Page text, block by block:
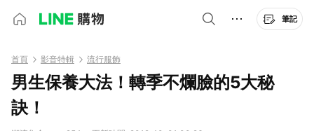
筆記
首頁 影音特輯 流行服飾
男生保養大法！轉季不爛臉的5大秘
訣！